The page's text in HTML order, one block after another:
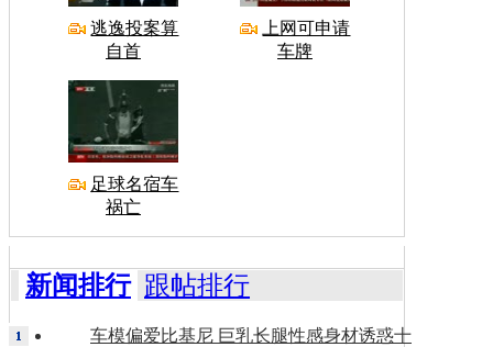
逃逸投案算
自首
上网可申请
车牌
足球名宿车
祸亡
新闻排行 跟帖排行
车模偏爱比基尼 巨乳长腿性感身材诱惑十